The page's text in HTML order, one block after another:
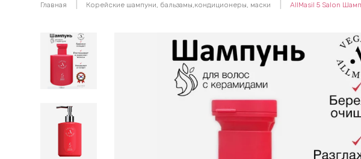
Главная Корейские шампуни, бальзамы,кондиционеры, маски AllMasil 5 Salon